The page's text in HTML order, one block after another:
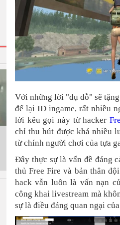
Với những lời "dụ dỗ" sẽ
để lại ID ingame, rất nhiều
lời kêu gọi này từ hacker
chỉ thu hút được khá nhiều
từ chính người chơi của tựa
Đây thực sự là vấn đề đáng
thủ Free Fire và bản thân
hack vẫn luôn là vấn nạn
công khai livestream mà
sự là điều đáng quan ngại